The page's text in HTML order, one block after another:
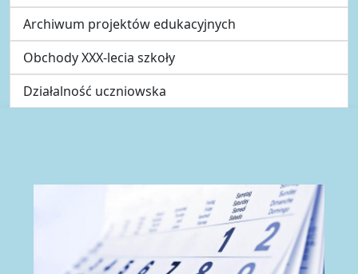
Archiwum projektów edukacyjnych
Obchody XXX-lecia szkoły
Działalność uczniowska